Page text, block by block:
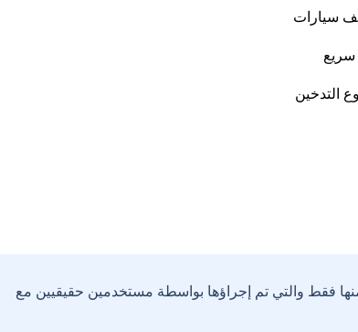
سيارات
التدخين
فقط والتي تم إجراؤها بواسطة مستخدمين حقيقيين مع